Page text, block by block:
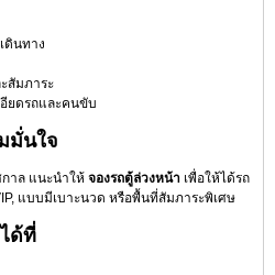
ดินทาง
สัมภาระ
อียดรถและคนขับ
มั่นใจ
าล แนะนำให้ จองรถตู้ล่วงหน้า เพื่อให้ได้รถ
แบบมีเบาะนวด หรือพื้นที่สัมภาระพิเศษ
ด้ที่